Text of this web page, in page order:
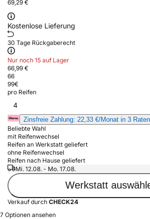
69,29 €
Kostenlose Lieferung
30 Tage Rückgaberecht
Nur noch 15 auf Lager
66,99 €
66
99€
pro Reifen
4
Zinsfreie Zahlung: 22,33 €/Monat in 3 Raten
Beliebte Wahl
mit Reifenwechsel
Reifen an Werkstatt geliefert
ohne Reifenwechsel
Reifen nach Hause geliefert
Mi. 12.08. - Mo. 17.08.
Werkstatt
Verkauf durch CHECK24
7 Optionen ansehen